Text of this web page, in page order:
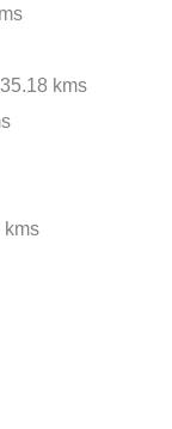
35.18 kms
kms